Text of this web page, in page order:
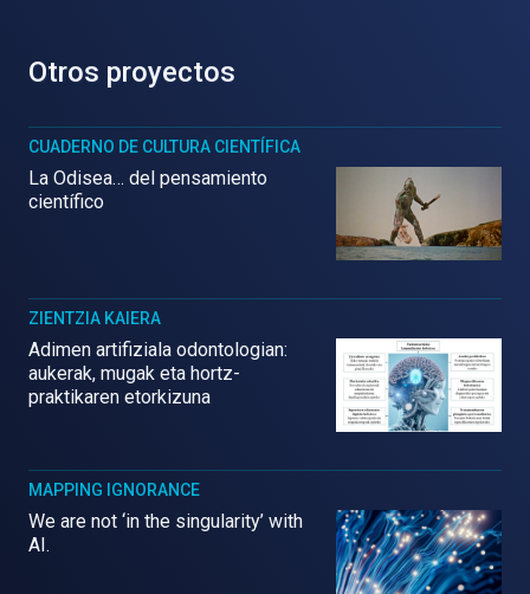
Otros proyectos
CUADERNO DE CULTURA CIENTÍFICA
La Odisea… del pensamiento
científico
ZIENTZIA KAIERA
Adimen artifiziala odontologian:
aukerak, mugak eta hortz-
praktikaren etorkizuna
MAPPING IGNORANCE
We are not ‘in the singularity’ with
AI.